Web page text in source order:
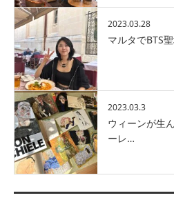
2023.03.28
マルタでBTS
2023.03.3
ウィーンが生
ーレ…